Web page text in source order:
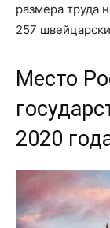
размера труда
257
Место
2020